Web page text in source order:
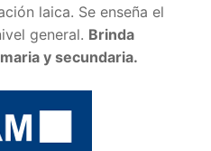
laica. Se enseña el
general. Brinda
y secundaria.